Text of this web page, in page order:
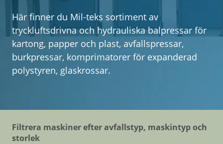
Kundcase
Om Mil-tek
Här finner du Mil-teks sortiment av
tryckluftsdrivna och hydrauliska balpressar för
kartong, papper och plast, avfallspressar,
burkpressar, komprimatorer för expanderad
polystyren, glaskrossar.
Filtrera maskiner efter avfallstyp, maskintyp och
storlek